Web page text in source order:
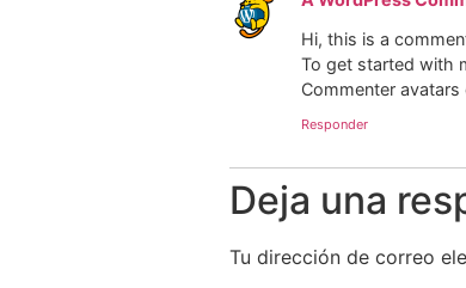
Hi, this is a
To get started with
Commenter
Responder
Deja una
Tu dirección de correo